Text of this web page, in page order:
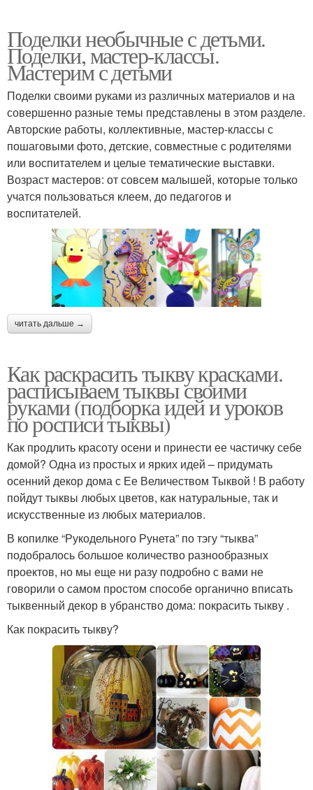
Поделки необычные с детьми.
Поделки, мастер-классы.
Мастерим с детьми
Поделки своими руками из различных материалов и на
совершенно разные темы представлены в этом разделе.
Авторские работы, коллективные, мастер-классы с
пошаговыми фото, детские, совместные с родителями
или воспитателем и целые тематические выставки.
Возраст мастеров: от совсем малышей, которые только
учатся пользоваться клеем, до педагогов и
воспитателей.
читать дальше →
Как раскрасить тыкву красками.
расписываем тыквы своими
руками (подборка идей и уроков
по росписи тыквы)
Как продлить красоту осени и принести ее частичку себе
домой? Одна из простых и ярких идей – придумать
осенний декор дома с Ее Величеством Тыквой ! В работу
пойдут тыквы любых цветов, как натуральные, так и
искусственные из любых материалов.
В копилке “Рукодельного Рунета” по тэгу “тыква”
подобралось большое количество разнообразных
проектов, но мы еще ни разу подробно с вами не
говорили о самом простом способе органично вписать
тыквенный декор в убранство дома: покрасить тыкву .
Как покрасить тыкву?